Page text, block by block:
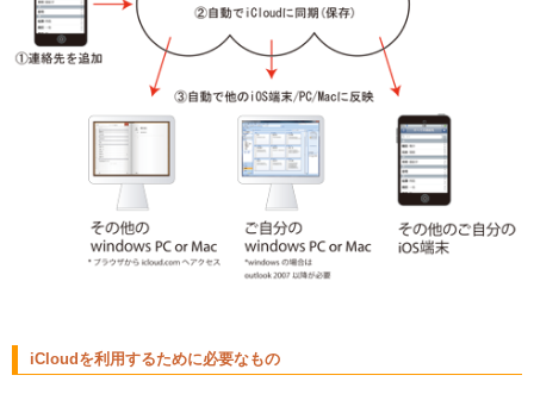
iCloudを利用するために必要なもの